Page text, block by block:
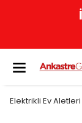
Elektrikli Ev Aletleri